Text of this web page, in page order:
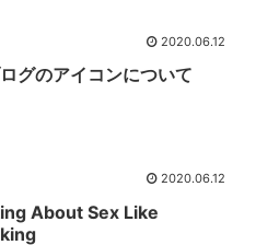
2020.06.12
グのアイコンについて
2020.06.12
About Sex Like